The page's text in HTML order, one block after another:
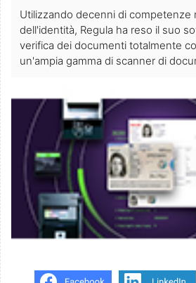
Utilizzando decenni di competenze
dell'identità, Regula ha reso il suo
verifica dei documenti totalmente
un'ampia gamma di scanner di